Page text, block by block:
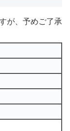
が、予めご了承